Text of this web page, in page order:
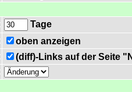
Tage
oben anzeigen
(diff)-Links auf der Seite